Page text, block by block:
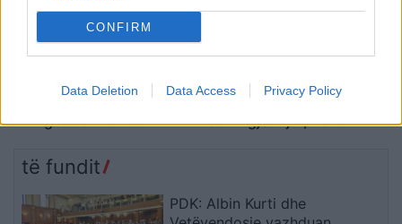
CONFIRM
Data Deletion Data Access Privacy Policy
Hamza kritikon shtyrjen e
seancës: LVV po tregon
mungesë serioziteti
Kurti: Dështimi për
zgjedhjen e presidentit
solli zgjedhjet, vendit i
të fundit
PDK: Albin Kurti dhe